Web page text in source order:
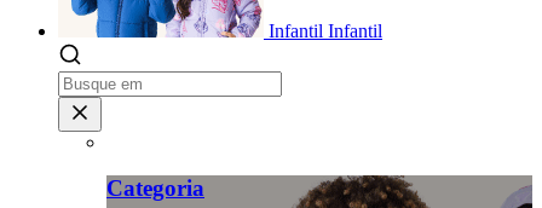
Infantil Infantil
Categoria